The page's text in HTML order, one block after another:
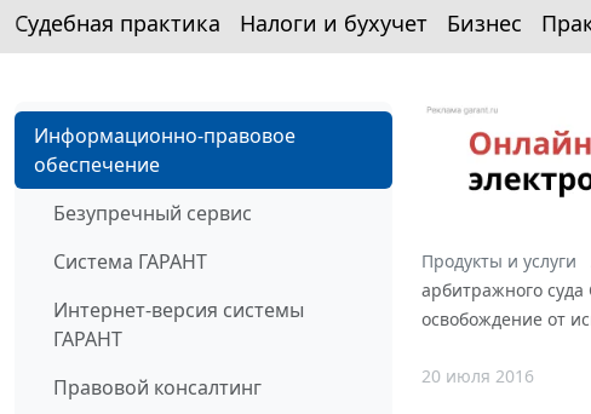
Судебная практика Налоги и бухучет Бизнес
Информационно-правовое
обеспечение
Безупречный сервис
Система ГАРАНТ
Интернет-версия системы
ГАРАНТ
Правовой консалтинг
Продукты и услуги
арбитражного
освобождение от
20 июля 2016